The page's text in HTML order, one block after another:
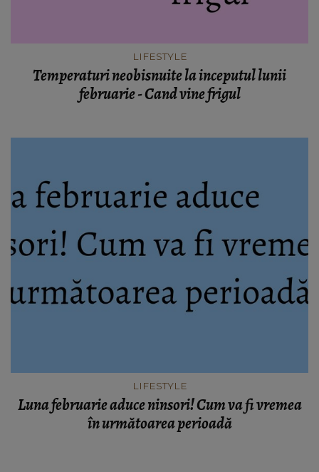
LIFESTYLE
Temperaturi neobisnuite la inceputul lunii
februarie - Cand vine frigul
LIFESTYLE
Luna februarie aduce ninsori! Cum va fi vremea
în următoarea perioadă